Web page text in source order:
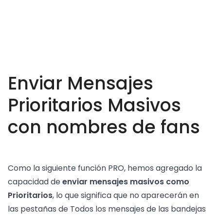
Enviar Mensajes
Prioritarios Masivos
con nombres de fans
Como la siguiente función PRO, hemos agregado la
capacidad deenviar mensajes masivos como
Prioritarios, lo que significa que no aparecerán en
las pestañas de Todos los mensajes de las bandejas